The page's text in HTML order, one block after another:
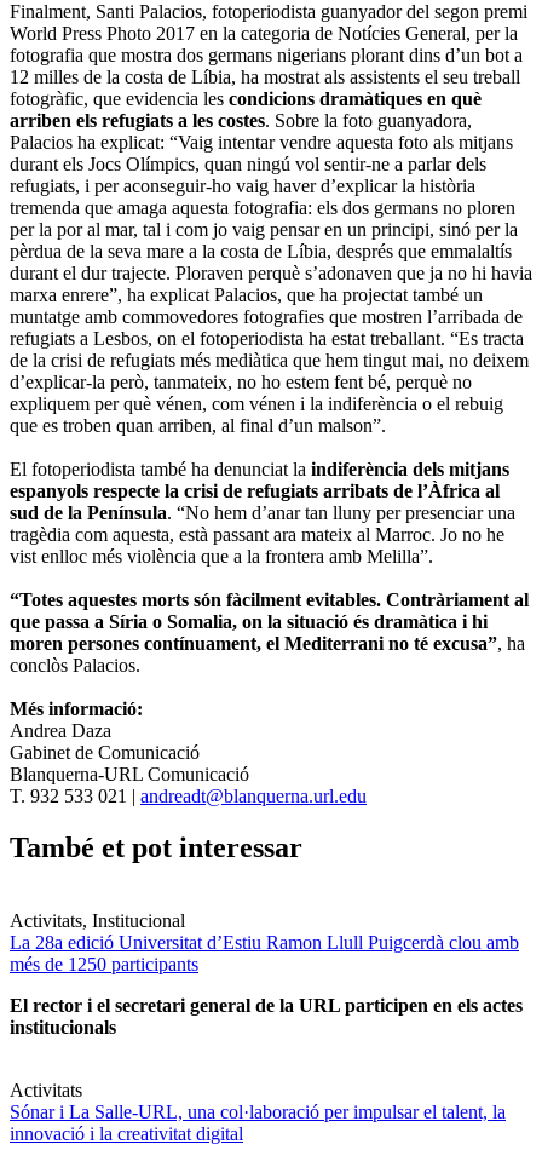
Finalment, Santi Palacios, fotoperiodista guanyador del segon premi
World Press Photo 2017 en la categoria de Notícies General, per la
fotografia que mostra dos germans nigerians plorant dins d’un bot a
12 milles de la costa de Líbia, ha mostrat als assistents el seu treball
fotogràfic, que evidencia les condicions dramàtiques en què
arriben els refugiats a les costes. Sobre la foto guanyadora,
Palacios ha explicat: “Vaig intentar vendre aquesta foto als mitjans
durant els Jocs Olímpics, quan ningú vol sentir-ne a parlar dels
refugiats, i per aconseguir-ho vaig haver d’explicar la història
tremenda que amaga aquesta fotografia: els dos germans no ploren
per la por al mar, tal i com jo vaig pensar en un principi, sinó per la
pèrdua de la seva mare a la costa de Líbia, després que emmalaltís
durant el dur trajecte. Ploraven perquè s’adonaven que ja no hi havia
marxa enrere”, ha explicat Palacios, que ha projectat també un
muntatge amb commovedores fotografies que mostren l’arribada de
refugiats a Lesbos, on el fotoperiodista ha estat treballant. “Es tracta
de la crisi de refugiats més mediàtica que hem tingut mai, no deixem
d’explicar-la però, tanmateix, no ho estem fent bé, perquè no
expliquem per què vénen, com vénen i la indiferència o el rebuig
que es troben quan arriben, al final d’un malson”.
El fotoperiodista també ha denunciat la indiferència dels mitjans
espanyols respecte la crisi de refugiats arribats de l’Àfrica al
sud de la Península. “No hem d’anar tan lluny per presenciar una
tragèdia com aquesta, està passant ara mateix al Marroc. Jo no he
vist enlloc més violència que a la frontera amb Melilla”.
“Totes aquestes morts són fàcilment evitables. Contràriament al
que passa a Síria o Somalia, on la situació és dramàtica i hi
moren persones contínuament, el Mediterrani no té excusa”, ha
conclòs Palacios.
Més informació:
Andrea Daza
Gabinet de Comunicació
Blanquerna-URL Comunicació
T. 932 533 021 | andreadt@blanquerna.url.edu
També et pot interessar
Activitats, Institucional
La 28a edició Universitat d’Estiu Ramon Llull Puigcerdà clou amb
més de 1250 participants
El rector i el secretari general de la URL participen en els actes
institucionals
Activitats
Sónar i La Salle-URL, una col·laboració per impulsar el talent, la
innovació i la creativitat digital